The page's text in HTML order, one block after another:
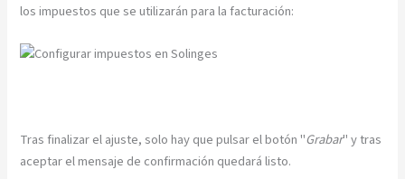
los impuestos que se utilizarán para la facturación:
Tras finalizar el ajuste, solo hay que pulsar el botón "Grabar" y tras
aceptar el mensaje de confirmación quedará listo.